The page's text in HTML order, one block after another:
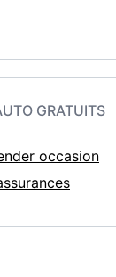
GRATUITS
occasion